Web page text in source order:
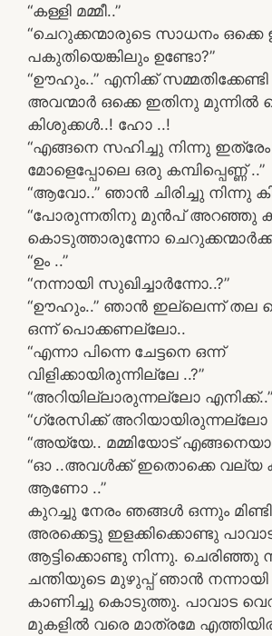
“കള്ളി മമ്മീ..”
“ചെറുക്കന്മാരുടെ സാധനം ഒക്കെ
പകുതിയെങ്കിലും ഉണ്ടോ?”
“ഊഹും..” എനിക്ക്
അവന്മാർ ഒക്കെ ഇതിനു മുന്നിൽ
കിശുക്കൾ..! ഹോ ..!
“എങ്ങനെ സഹിച്ചു നിന്നു ഇത്രേം
മോളെപ്പോലെ ഒരു കമ്പിപ്പെണ്ണ് ..”
“ആവോ..” ഞാൻ ചിരിച്ചു നിന്നു
“പോരുന്നതിനു മുൻപ് അറഞ്ഞു
കൊടുത്താരുന്നോ ചെറുക്കന്മാർക്ക്
“ഉം ..”
“നന്നായി സുഖിച്ചാർന്നോ..?”
“ഊഹും..” ഞാൻ ഇല്ലെന്ന് തല
ഒന്ന് പൊക്കണല്ലോ..
“എന്നാ പിന്നെ ചേട്ടനെ ഒന്ന്
വിളിക്കായിരുന്നില്ലേ ..?”
“അറിയില്ലാരുന്നല്ലോ എനിക്ക്..”
“ഗ്രേസിക്ക് അറിയായിരുന്നല്ലോ
“അയ്യേ.. മമ്മിയോട്
“ഓ ..അവൾക്ക് ഇതൊക്കെ വല്യ
ആണോ ..”
കുറച്ചു നേരം ഞങ്ങൾ ഒന്നും
അരക്കെട്ടു ഇളക്കിക്കൊണ്ടു
ആട്ടിക്കൊണ്ടു നിന്നു. ചെരിഞ്ഞു
ചന്തിയുടെ മുഴുപ്പ് ഞാൻ നന്നായി
കാണിച്ചു കൊടുത്തു. പാവാട
മുകളിൽ വരെ മാത്രമേ